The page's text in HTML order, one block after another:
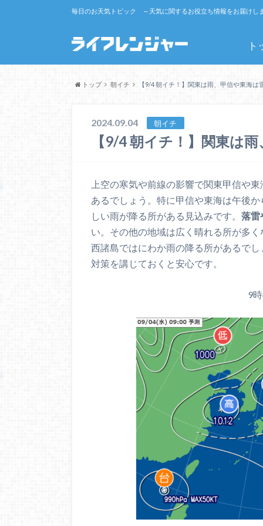
毎日のお天気トピック ～天気に関するお役立ち情報をお届けし
ト
トップ 朝イチ 【9/4 朝イチ！】関東は雨、甲信や東海は
2024.09.04 朝イチ
【9/4 朝イチ！】関東は
上空の寒気や前線の影響で関東甲信や
あるでしょう。特に甲信や東海は午後
しい雨が降る所がある見込みです。 落雷
い。その他の地域は広く晴れる所が多
西諸島ではにわか雨の降る所があるで
対策を講じておくと安心です。
9